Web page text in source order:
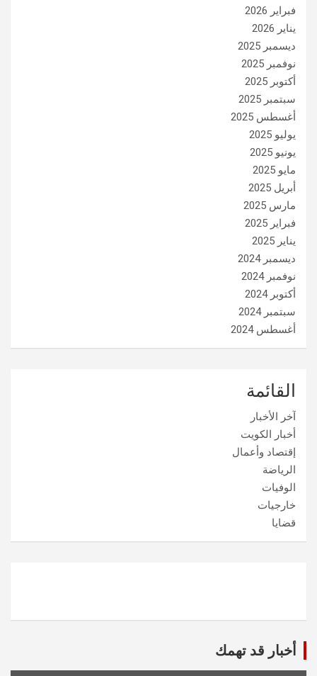
فبراير 2026
يناير 2026
ديسمبر 2025
نوفمبر 2025
أكتوبر 2025
سبتمبر 2025
أغسطس 2025
يوليو 2025
يونيو 2025
مايو 2025
أبريل 2025
مارس 2025
فبراير 2025
يناير 2025
ديسمبر 2024
نوفمبر 2024
أكتوبر 2024
سبتمبر 2024
أغسطس 2024
القائمة
آخر الأخبار
أخبار الكويت
إقتصاد وأعمال
الرياضة
الوفيات
خارجيات
قضايا
أخبار قد تهمك